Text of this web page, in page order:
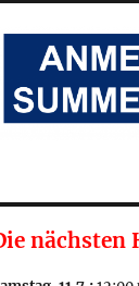
nächsten